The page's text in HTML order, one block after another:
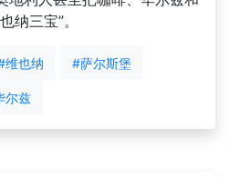
纳三宝”。
维也纳 #萨尔斯堡
尔兹